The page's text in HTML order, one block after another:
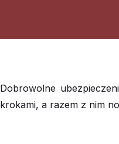
Dobrowolne
krokami, a razem z nim